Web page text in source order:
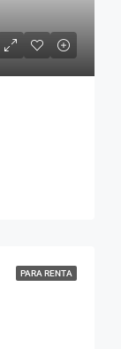
PARA RENTA